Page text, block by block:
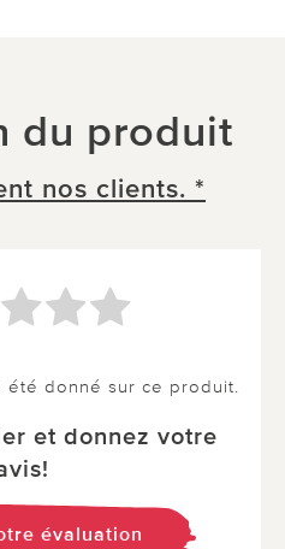
du produit
nos clients. *
été donné sur ce produit.
et donnez votre
évaluation